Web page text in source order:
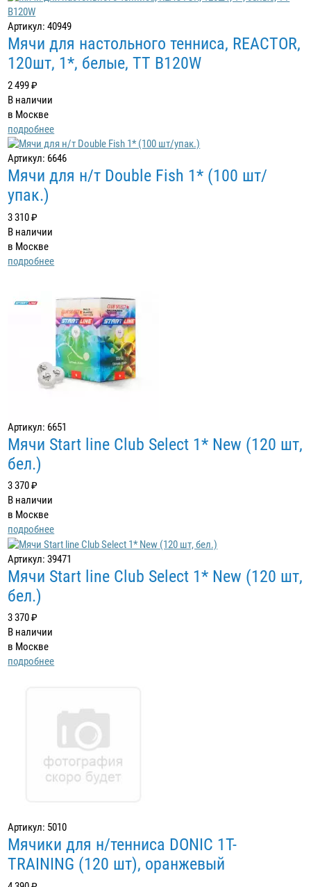
Артикул: 40949
Мячи для настольного тенниса, REACTOR,
120шт, 1*, белые, TT B120W
2 499 ₽
В наличии
в Москве
подробнее
Артикул: 6646
Мячи для н/т Double Fish 1* (100 шт/
упак.)
3 310 ₽
В наличии
в Москве
подробнее
Артикул: 6651
Мячи Start line Club Select 1* New (120 шт,
бел.)
3 370 ₽
В наличии
в Москве
подробнее
Артикул: 39471
Мячи Start line Club Select 1* New (120 шт,
бел.)
3 370 ₽
В наличии
в Москве
подробнее
Артикул: 5010
Мячики для н/тенниса DONIC 1T-
TRAINING (120 шт), оранжевый